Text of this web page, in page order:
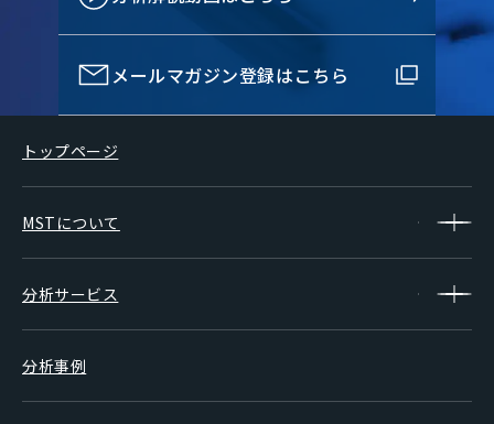
メールマガジン登録はこちら
トップページ
MSTについて
分析サービス
分析事例